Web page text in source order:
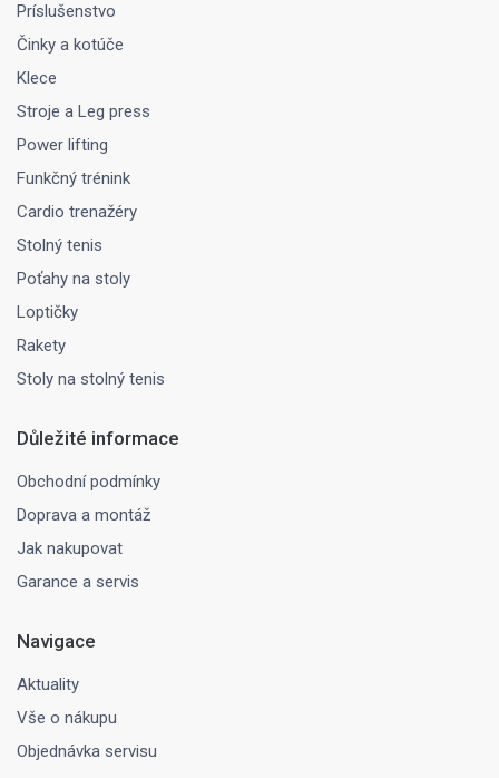
Príslušenstvo
Činky a kotúče
Klece
Stroje a Leg press
Power lifting
Funkčný trénink
Cardio trenažéry
Stolný tenis
Poťahy na stoly
Loptičky
Rakety
Stoly na stolný tenis
Důležité informace
Obchodní podmínky
Doprava a montáž
Jak nakupovat
Garance a servis
Navigace
Aktuality
Vše o nákupu
Objednávka servisu